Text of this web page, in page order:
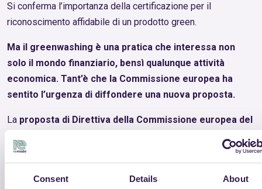
Consent Details About
Si conferma l’importanza della certificazione per il
riconoscimento affidabile di un prodotto green.
Ma il greenwashing è una pratica che interessa non
solo il mondo finanziario, bensì qualunque attività
economica. Tant’è che la Commissione europea ha
sentito l’urgenza di diffondere una nuova proposta.
La proposta di Direttiva della Commissione europea del
consumatori per la transizione verde mediante il
miglioramento della tutela dalle pratiche sleali e
dell’informazione è un nuovo tassello nella lotta al